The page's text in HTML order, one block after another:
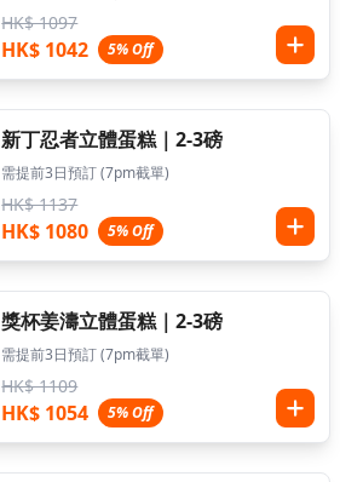
HK$ 1097
HK$ 1042 5% Off
新丁忍者立體蛋糕｜2-3磅
需提前3日預訂 (7pm截單)
HK$ 1137
HK$ 1080 5% Off
獎杯姜濤立體蛋糕｜2-3磅
需提前3日預訂 (7pm截單)
HK$ 1109
HK$ 1054 5% Off